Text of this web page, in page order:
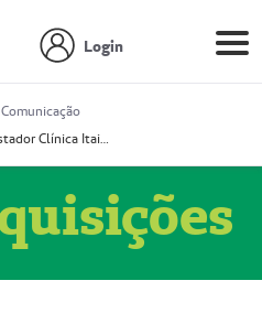
Login
Comunicação
Prestador Clínica Itaipú Ltda (51004348-2)